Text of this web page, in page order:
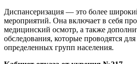
Диспансеризация — это более
мероприятий. Она включает в себя
медицинский осмотр, а также
обследования, которые проводятся
определенных групп населения.